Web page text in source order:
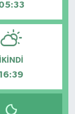
İKINDI
16:39